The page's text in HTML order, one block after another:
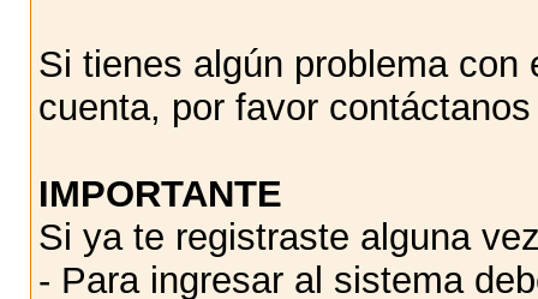
Si tienes algún problema
cuenta, por favor
IMPORTANTE
Si ya te registraste alguna
- Para ingresar al sistema